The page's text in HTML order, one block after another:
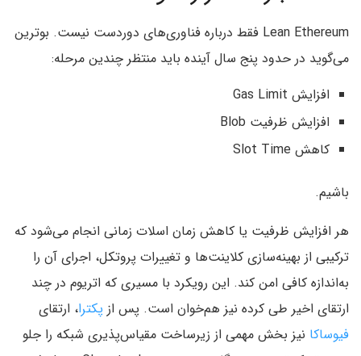
Lean Ethereum فقط درباره فناوری‌های دوردست نیست. بوترین
می‌گوید در حدود پنج سال آینده باید منتظر چندین مرحله:
افزایش Gas Limit
افزایش ظرفیت Blob
کاهش Slot Time
باشیم.
هر افزایش ظرفیت یا کاهش زمان اسلات زمانی انجام می‌شود که
ترکیبی از بهینه‌سازی کلاینت‌ها و تغییرات پروتکل، اجرای آن را
به‌اندازه کافی امن کند. این رویکرد با مسیری که اتریوم در چند
ارتقای اخیر طی کرده نیز هم‌خوان است. پس از پکترا، ارتقای
فیوساکا نیز بخش مهمی از زیرساخت مقیاس‌پذیری شبکه را جلو